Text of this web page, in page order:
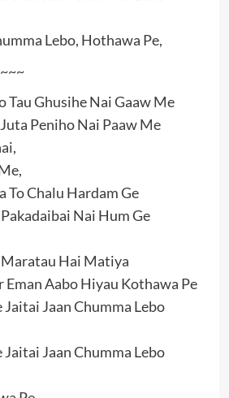
Lebo, Hothawa Pe,
Tau Ghusihe Nai Gaaw Me
Peniho Nai Paaw Me
To Chalu Hardam Ge
Nai Hum Ge
Hai Matiya
Eman Aabo Hiyau Kothawa Pe
Jaan Chumma Lebo
Jaan Chumma Lebo